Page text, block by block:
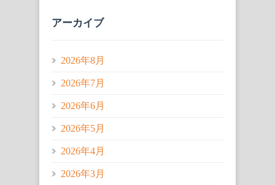
アーカイブ
2026年8月
2026年7月
2026年6月
2026年5月
2026年4月
2026年3月